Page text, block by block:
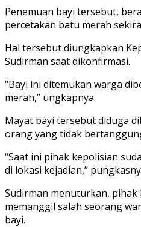
Penemuan bayi tersebut,
percetakan batu merah
Hal tersebut diungkapkan
Sudirman saat dikonfirmasi.
“Bayi ini ditemukan warga
merah,” ungkapnya.
Mayat bayi tersebut diduga
orang yang tidak
“Saat ini pihak kepolisian
di lokasi kejadian,”
Sudirman menuturkan, pihak
memanggil salah seorang
bayi.